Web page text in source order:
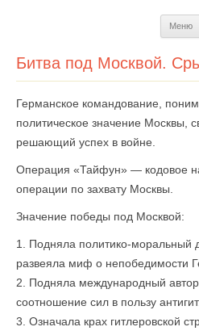
Меню
Битва под Москвой.
Германское командование,
политическое значение Москвы,
решающий успех в войне.
Операция «Тайфун» — кодовое
операции по захвату Москвы.
Значение победы под Москвой:
1. Подняла политико-моральный
развеяла миф о непобедимости
2. Подняла международный
соотношение сил в пользу
3. Означала крах гитлеровской